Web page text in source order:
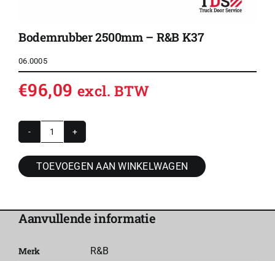
Bodemrubber 2500mm – R&B K37
06.0005
€96,09 excl. BTW
Bodemrubber
2500mm
-
K37
TOEVOEGEN AAN WINKELWAGEN
Aanvullende informatie
Merk
R&B